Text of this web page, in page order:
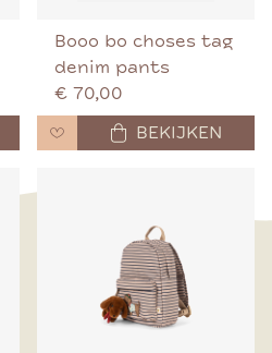
Booo bo choses tag
denim pants
€ 70,00
BEKIJKEN